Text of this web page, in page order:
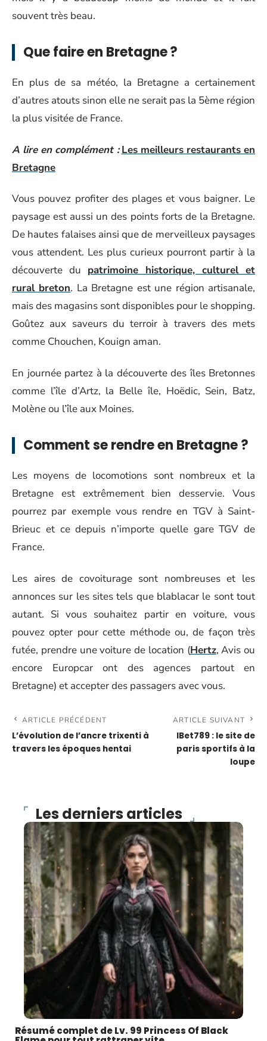
souvent très beau.
Que faire en Bretagne ?
En plus de sa météo, la Bretagne a certainement
d’autres atouts sinon elle ne serait pas la 5ème région
la plus visitée de France.
A lire en complément : Les meilleurs restaurants en
Bretagne
Vous pouvez profiter des plages et vous baigner. Le
paysage est aussi un des points forts de la Bretagne.
De hautes falaises ainsi que de merveilleux paysages
vous attendent. Les plus curieux pourront partir à la
découverte du patrimoine historique, culturel et
rural breton. La Bretagne est une région artisanale,
mais des magasins sont disponibles pour le shopping.
Goûtez aux saveurs du terroir à travers des mets
comme Chouchen, Kouign aman.
En journée partez à la découverte des îles Bretonnes
comme l’île d’Artz, la Belle île, Hoëdic, Sein, Batz,
Molène ou l’île aux Moines.
Comment se rendre en Bretagne ?
Les moyens de locomotions sont nombreux et la
Bretagne est extrêmement bien desservie. Vous
pourrez par exemple vous rendre en TGV à Saint-
Brieuc et ce depuis n’importe quelle gare TGV de
France.
Les aires de covoiturage sont nombreuses et les
annonces sur les sites tels que blablacar le sont tout
autant. Si vous souhaitez partir en voiture, vous
pouvez opter pour cette méthode ou, de façon très
futée, prendre une voiture de location (Hertz, Avis ou
encore Europcar ont des agences partout en
Bretagne) et accepter des passagers avec vous.
ARTICLE PRÉCÉDENT
L’évolution de l’ancre trixenti à
travers les époques hentai
ARTICLE SUIVANT
IBet789 : le site de
paris sportifs à la
loupe
Les derniers articles
Résumé complet de Lv. 99 Princess Of Black